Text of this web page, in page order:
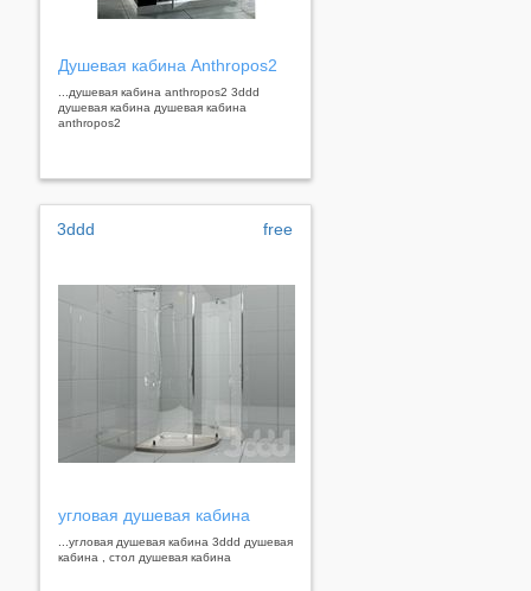
Душевая кабина Anthropos2
...душевая кабина anthropos2 3ddd
душевая кабина душевая кабина
anthropos2
3ddd free
угловая душевая кабина
...угловая душевая кабина 3ddd душевая
кабина , стол душевая кабина